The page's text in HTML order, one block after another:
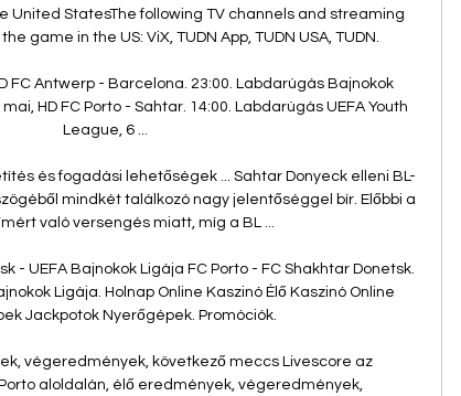
United StatesThe following TV channels and streaming
game in the US: ViX, TUDN App, TUDN USA, TUDN.
FC Antwerp - Barcelona. 23:00. Labdarúgás Bajnokok
HD FC Porto - Sahtar. 14:00. Labdarúgás UEFA Youth
League, 6 ...
és fogadási lehetőségek ... Sahtar Donyeck elleni BL-
mindkét találkozó nagy jelentőséggel bír. Előbbi a
való versengés miatt, míg a BL ...
- UEFA Bajnokok Ligája FC Porto - FC Shakhtar Donetsk.
Ligája. Holnap Online Kaszinó Élő Kaszinó Online
Jackpotok Nyerőgépek. Promóciók.
végeredmények, következő meccs Livescore az
aloldalán, élő eredmények, végeredmények,